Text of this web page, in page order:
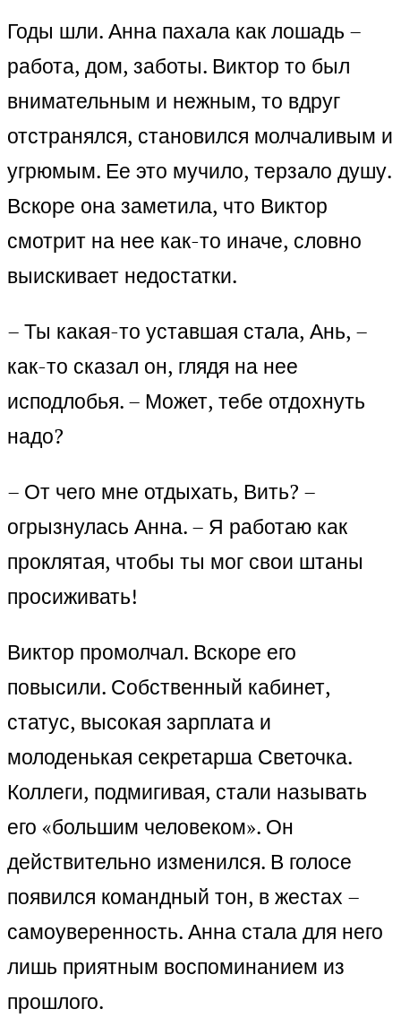
Годы шли. Анна пахала как лошадь –
работа, дом, заботы. Виктор то был
внимательным и нежным, то вдруг
отстранялся, становился молчаливым и
угрюмым. Ее это мучило, терзало душу.
Вскоре она заметила, что Виктор
смотрит на нее как-то иначе, словно
выискивает недостатки.
– Ты какая-то уставшая стала, Ань, –
как-то сказал он, глядя на нее
исподлобья. – Может, тебе отдохнуть
надо?
– От чего мне отдыхать, Вить? –
огрызнулась Анна. – Я работаю как
проклятая, чтобы ты мог свои штаны
просиживать!
Виктор промолчал. Вскоре его
повысили. Собственный кабинет,
статус, высокая зарплата и
молоденькая секретарша Светочка.
Коллеги, подмигивая, стали называть
его «большим человеком». Он
действительно изменился. В голосе
появился командный тон, в жестах –
самоуверенность. Анна стала для него
лишь приятным воспоминанием из
прошлого.